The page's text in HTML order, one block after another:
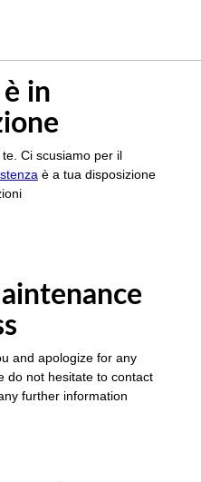
è in
Ci scusiamo per il
è a tua disposizione
and apologize for any
do not hesitate to contact
further information